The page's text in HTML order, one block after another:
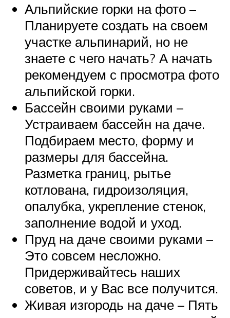
Альпийские горки на фото –
Планируете создать на своем
участке альпинарий, но не
знаете с чего начать? А начать
рекомендуем с просмотра фото
альпийской горки.
Бассейн своими руками –
Устраиваем бассейн на даче.
Подбираем место, форму и
размеры для бассейна.
Разметка границ, рытье
котлована, гидроизоляция,
опалубка, укрепление стенок,
заполнение водой и уход.
Пруд на даче своими руками –
Это совсем несложно.
Придерживайтесь наших
советов, и у Вас все получится.
Живая изгородь на даче – Пять